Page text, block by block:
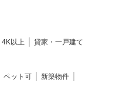
4K以上 貸家・一戸建て
ペット可
新築物件